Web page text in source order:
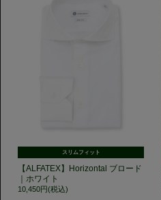
スリムフィット
【ALFATEX】Horizontal ブロード
｜ホワイト
10,450円(税込)